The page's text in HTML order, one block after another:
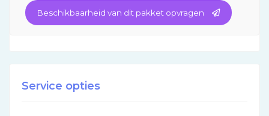
Beschikbaarheid van dit pakket opvragen
Service opties